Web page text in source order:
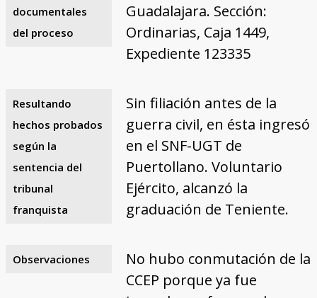
documentales
del proceso
Guadalajara. Sección:
Ordinarias, Caja 1449,
Expediente 123335
Resultando
hechos probados
según la
sentencia del
tribunal
franquista
Sin filiación antes de la
guerra civil, en ésta ingresó
en el SNF-UGT de
Puertollano. Voluntario
Ejército, alcanzó la
graduación de Teniente.
Observaciones
No hubo conmutación de la
CCEP porque ya fue